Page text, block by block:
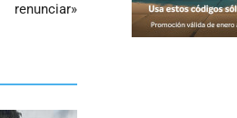
renunciar»